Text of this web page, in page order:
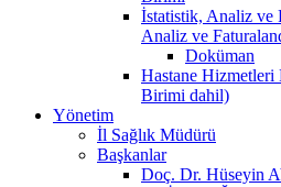
İstatistik, Analiz ve
Analiz ve
Doküman
Hastane
Birimi dahil)
Yönetim
İl Sağlık Müdürü
Başkanlar
Doç. Dr. Hüseyin